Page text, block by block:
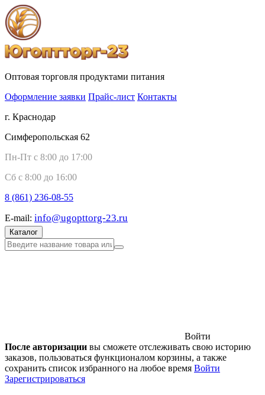
Оптовая торговля продуктами питания
Оформление заявки Прайс-лист Контакты
г. Краснодар
Симферопольская 62
Пн-Пт с 8:00 до 17:00
Сб с 8:00 до 16:00
8 (861) 236-08-55
E-mail: info@ugopttorg-23.ru
Каталог
Войти
После авторизации вы сможете отслеживать свою историю
заказов, пользоваться функционалом корзины, а также
сохранить список избранного на любое время Войти
Зарегистрироваться